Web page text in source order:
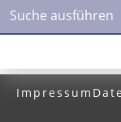
Impressum